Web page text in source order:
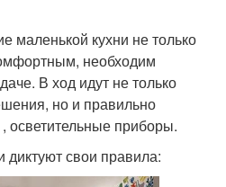
маленькой кухни не только
необходим
В ход идут не только
но и правильно
осветительные приборы.
свои правила: